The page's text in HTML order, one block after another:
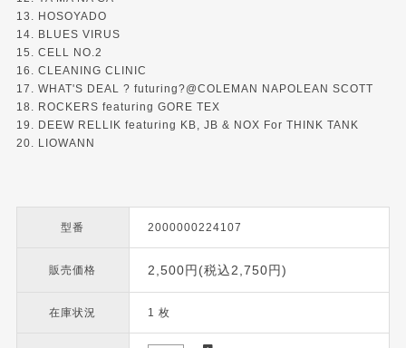
13. HOSOYADO
14. BLUES VIRUS
15. CELL NO.2
16. CLEANING CLINIC
17. WHAT'S DEAL ? futuring?@COLEMAN NAPOLEAN SCOTT
18. ROCKERS featuring GORE TEX
19. DEEW RELLIK featuring KB, JB & NOX For THINK TANK
20. LIOWANN
型番 2000000224107
販売価格 2,500円(税込2,750円)
在庫状況 1 枚